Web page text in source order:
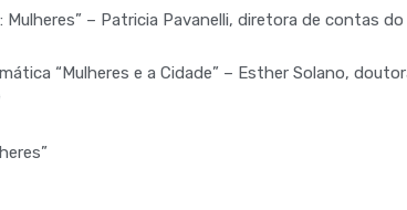
– Patricia Pavanelli, diretora de contas do
“Mulheres e a Cidade” – Esther Solano,